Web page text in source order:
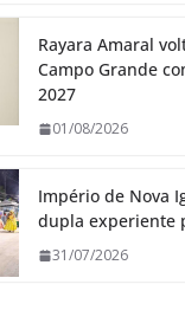
Rayara Amaral
Campo Grande
2027
01/08/2026
Império de Nova
dupla experiente
31/07/2026